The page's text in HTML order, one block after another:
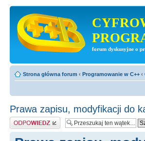
forum dyskusyjne o
Strona główna forum ‹ Programowanie w C++ ‹
Prawa zapisu, modyfikacji do
Odpowiedz